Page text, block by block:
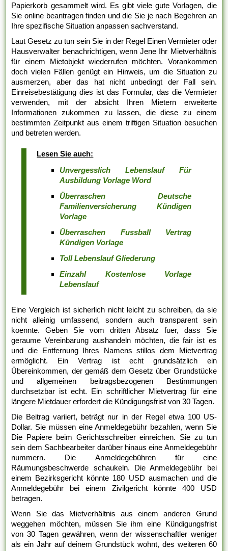
Papierkorb gesammelt wird. Es gibt viele gute Vorlagen, die
Sie online beantragen finden und die Sie je nach Begehren an
Ihre spezifische Situation anpassen sachverstand.
Laut Gesetz zu tun sein Sie in der Regel Einen Vermieter oder
Hausverwalter benachrichtigen, wenn Jene Ihr Mietverhältnis
für einem Mietobjekt wiederrufen möchten. Vorankommen
doch vielen Fällen genügt ein Hinweis, um die Situation zu
ausmerzen, aber das hat nicht unbedingt der Fall sein.
Einreisebestätigung dies ist das Formular, das die Vermieter
verwenden, mit der absicht Ihren Mietern erweiterte
Informationen zukommen zu lassen, die diese zu einem
bestimmten Zeitpunkt aus einem triftigen Situation besuchen
und betreten werden.
Lesen Sie auch:
Unvergesslich Lebenslauf Für
Ausbildung Vorlage Word
Überraschen Deutsche
Familienversicherung Kündigen
Vorlage
Überraschen Fussball Vertrag
Kündigen Vorlage
Toll Lebenslauf Gliederung
Einzahl Kostenlose Vorlage
Lebenslauf
Eine Vergleich ist sicherlich nicht leicht zu schreiben, da sie
nicht alleinig umfassend, sondern auch transparent sein
koennte. Geben Sie vom dritten Absatz fuer, dass Sie
geraume Vereinbarung aushandeln möchten, die fair ist es
und die Entfernung Ihres Namens stillos dem Mietvertrag
ermöglicht. Ein Vertrag ist echt grundsätzlich ein
Übereinkommen, der gemäß dem Gesetz über Grundstücke
und allgemeinen beitragsbezogenen Bestimmungen
durchsetzbar ist echt. Ein schriftlicher Mietvertrag für eine
längere Mietdauer erfordert die Kündigungsfrist von 30 Tagen.
Die Beitrag variiert, beträgt nur in der Regel etwa 100 US-
Dollar. Sie müssen eine Anmeldegebühr bezahlen, wenn Sie
Die Papiere beim Gerichtsschreiber einreichen. Sie zu tun
sein dem Sachbearbeiter darüber hinaus eine Anmeldegebühr
nummern. Die Anmeldegebühren für eine
Räumungsbeschwerde schaukeln. Die Anmeldegebühr bei
einem Bezirksgericht könnte 180 USD ausmachen und die
Anmeldegebühr bei einem Zivilgericht könnte 400 USD
betragen.
Wenn Sie das Mietverhältnis aus einem anderen Grund
weggehen möchten, müssen Sie ihm eine Kündigungsfrist
von 30 Tagen gewähren, wenn der wissenschaftler weniger
als ein Jahr auf deinem Grundstück wohnt, des weiteren 60